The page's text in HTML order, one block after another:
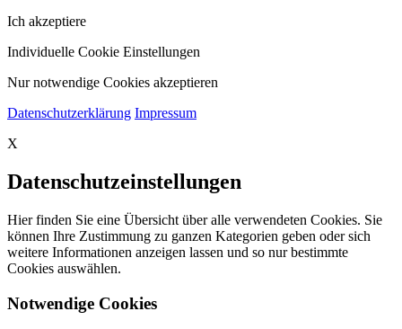
Ich akzeptiere
Individuelle Cookie Einstellungen
Nur notwendige Cookies akzeptieren
Datenschutzerklärung Impressum
X
Datenschutzeinstellungen
Hier finden Sie eine Übersicht über alle verwendeten Cookies. Sie
können Ihre Zustimmung zu ganzen Kategorien geben oder sich
weitere Informationen anzeigen lassen und so nur bestimmte
Cookies auswählen.
Notwendige Cookies